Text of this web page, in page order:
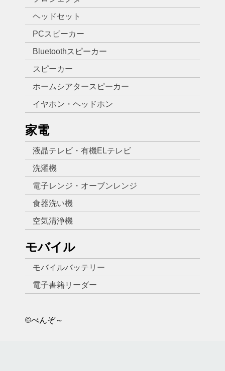
ヘッドセット
PCスピーカー
Bluetoothスピーカー
スピーカー
ホームシアタースピーカー
イヤホン・ヘッドホン
家電
液晶テレビ・有機ELテレビ
洗濯機
電子レンジ・オーブンレンジ
食器洗い機
空気清浄機
モバイル
モバイルバッテリー
電子書籍リーダー
©べんぞ～